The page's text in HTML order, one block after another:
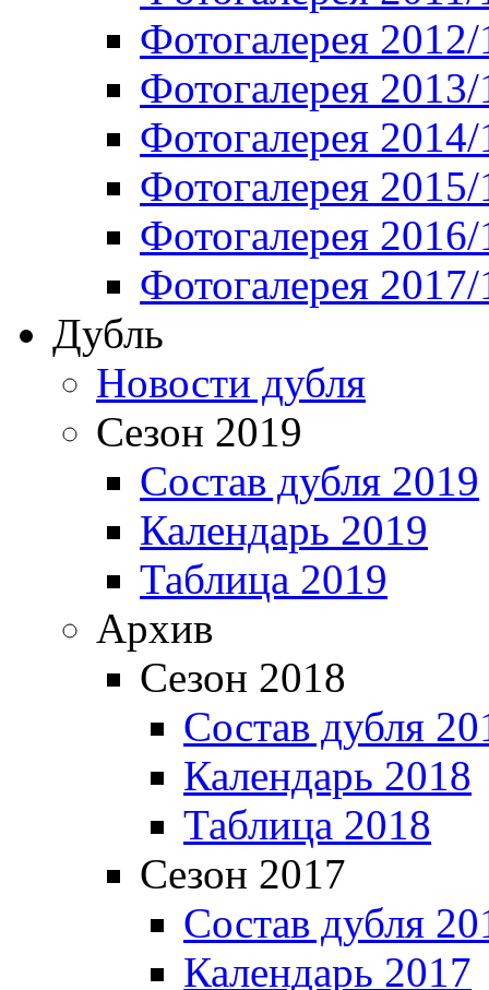
Фотогалерея
Фотогалерея
Фотогалерея
Фотогалерея
Фотогалерея
Фотогалерея
Дубль
Новости дубля
Сезон 2019
Состав дубля 2019
Календарь 2019
Таблица 2019
Архив
Сезон 2018
Состав дубля
Календарь 2018
Таблица 2018
Сезон 2017
Состав дубля
Календарь 2017